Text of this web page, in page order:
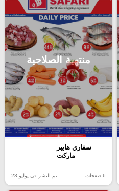
منتهية الصلاحية
سفاري هايبر
ماركت
6 صفحات تم النشر في يوليو 23